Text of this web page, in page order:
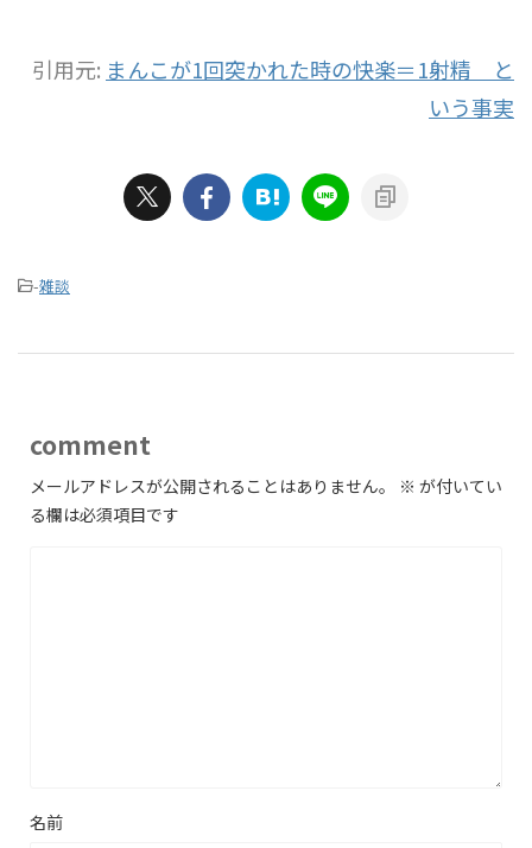
引用元: まんこが1回突かれた時の快楽＝1射精 と
いう事実
-雑談
comment
メールアドレスが公開されることはありません。 ※ が付いてい
る欄は必須項目です
名前